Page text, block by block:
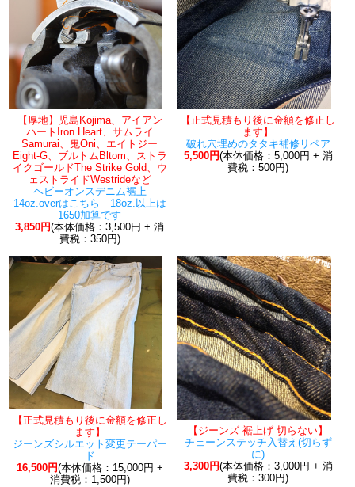
【厚地】児島Kojima、アイアン
ハートIron Heart、サムライ
Samurai、鬼Oni、エイトジー
Eight-G、ブルトムBltom、ストラ
イクゴールドThe Strike Gold、ウ
ェストライドWestrideなど
ヘビーオンスデニム裾上
14oz.overはこちら｜18oz.以上は
1650加算です
3,850円(本体価格：3,500円 + 消
費税：350円)
【正式見積もり後に金額を修正し
ます】
破れ穴埋めのタタキ補修リペア
5,500円(本体価格：5,000円 + 消
費税：500円)
【正式見積もり後に金額を修正し
ます】
ジーンズシルエット変更テーパー
ド
16,500円(本体価格：15,000円 +
消費税：1,500円)
【ジーンズ 裾上げ 切らない】
チェーンステッチ入替え(切らず
に)
3,300円(本体価格：3,000円 + 消
費税：300円)